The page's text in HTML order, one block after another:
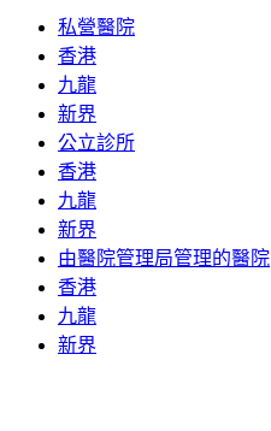
私營醫院
香港
九龍
新界
公立診所
香港
九龍
新界
由醫院管理局管理的醫院
香港
九龍
新界